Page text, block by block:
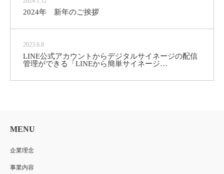
2024年 新年のご挨拶
2023.6.8
LINE公式アカウントからデジタルサイネージの配信
管理ができる「LINEから簡単サイネージ…
MENU
企業理念
事業内容